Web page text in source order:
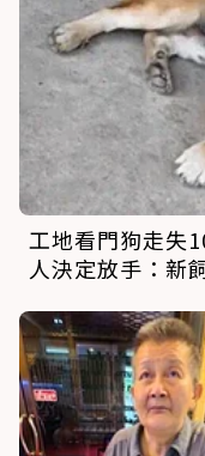
工地看門狗走失
人決定放手：新